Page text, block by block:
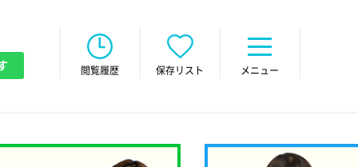
閲覧履歴 保存リスト メニュー